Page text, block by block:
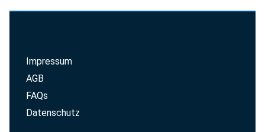
Impressum
AGB
FAQs
Datenschutz